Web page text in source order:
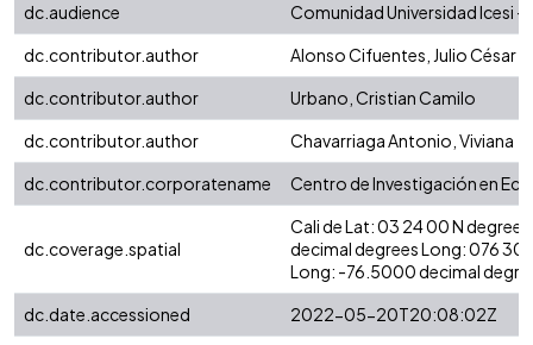
dc.audience
Comunidad Universidad Icesi -
dc.contributor.author
Alonso Cifuentes, Julio César
dc.contributor.author
Urbano, Cristian Camilo
dc.contributor.author
Chavarriaga Antonio, Viviana
dc.contributor.corporatename
Centro de Investigación en
dc.coverage.spatial
Cali de Lat: 03 24 00 N
decimal degrees Long: 076 30
Long: -76.5000 decimal
dc.date.accessioned
2022-05-20T20:08:02Z